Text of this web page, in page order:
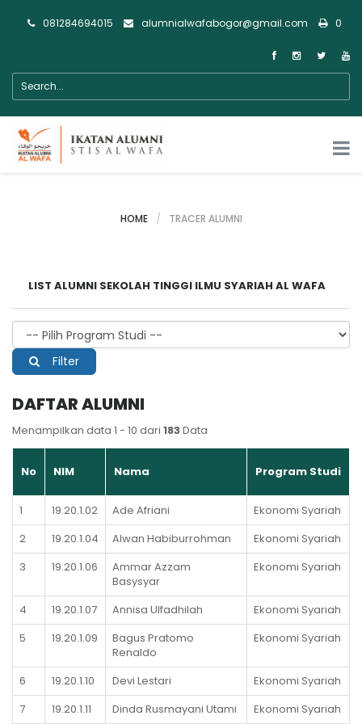
081284694015 alumnialwafabogor@gmail.com 0
HOME TRACER ALUMNI
LIST ALUMNI SEKOLAH TINGGI ILMU SYARIAH AL WAFA
Filter
DAFTAR ALUMNI
Menampilkan data 1 - 10 dari 183Data
No NIM Nama Program Studi
1 19.20.1.02 Ade Afriani
Ekonomi Syariah
2
19.20.1.04 Alwan Habiburrohman
Ekonomi Syariah
3
19.20.1.06
Ammar Azzam
Basysyar
Ekonomi Syariah
4 19.20.1.07 Annisa Ulfadhilah
Ekonomi Syariah
5
19.20.1.09
Bagus Pratomo
Renaldo
Ekonomi Syariah
6 19.20.1.10 Devi Lestari
Ekonomi Syariah
7
19.20.1.11 Dinda Rusmayani Utami Ekonomi Syariah